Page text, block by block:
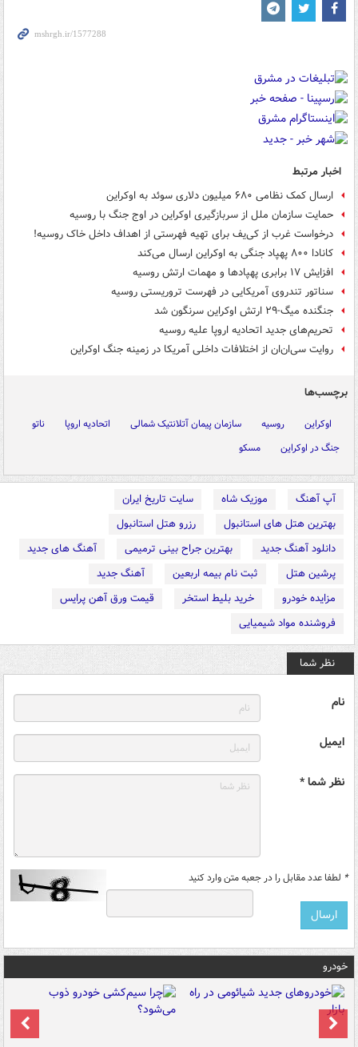
اخبار مرتبط
ارسال کمک نظامی ۶۸۰ میلیون دلاری سوئد به اوکراین
حمایت سازمان ملل از سربازگیری اوکراین در اوج جنگ با روسیه
درخواست غرب از کی‌یف برای تهیه فهرستی از اهداف داخل خاک روسیه!
کانادا ۸۰۰ پهپاد جنگی به اوکراین ارسال می‌کند
افزایش ۱۷ برابری پهپادها و مهمات ارتش روسیه
سناتور تندروی آمریکایی در فهرست تروریستی روسیه
جنگنده میگ-۲۹ ارتش اوکراین سرنگون شد
تحریم‌های جدید اتحادیه اروپا علیه روسیه
روایت سی‌ان‌ان از اختلافات داخلی آمریکا در زمینه جنگ اوکراین
برچسب‌ها
اوکراین روسیه سازمان پیمان آتلانتیک شمالی اتحادیه اروپا
ناتو
جنگ در اوکراین
مسکو
آپ آهنگ موزیک شاه
سایت تاریخ ایران
بهترین هتل های استانبول
رزرو هتل استانبول
دانلود آهنگ جدید
بهترین جراح بینی ترمیمی
آهنگ های جدید
پرشین هتل
ثبت نام بیمه اربعین
آهنگ جدید
مزایده خودرو
خرید بلیط استخر
قیمت ورق آهن پرایس
فروشنده مواد شیمیایی
نظر شما
نام
ایمیل
نظر شما *
* لطفا عدد مقابل را در جعبه متن وارد کنید
خودرو